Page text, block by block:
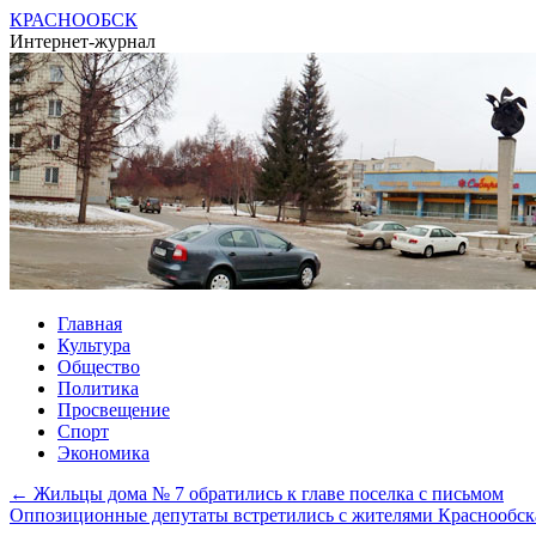
КРАСНООБСК
Интернет-журнал
Перейти
содержимому
Главная
Культура
Общество
Политика
Просвещение
Спорт
Экономика
← Жильцы дома № 7 обратились к главе поселка с письмом
Оппозиционные депутаты встретились с жителями